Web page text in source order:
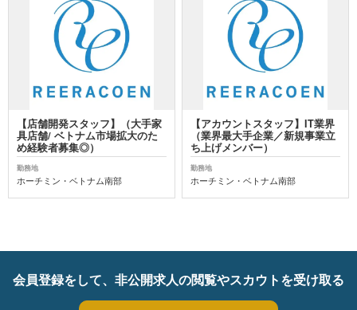
【店舗開発スタッフ】（大手家
具店舗/ ベトナム市場拡大のた
め経験者募集◎）
勤務地
ホーチミン・ベトナム南部
【アカウントスタッフ】IT業界
（業界最大手企業／新規事業立
ち上げメンバー）
勤務地
ホーチミン・ベトナム南部
会員登録をして、非公開求人の閲覧やスカウトを受け取る